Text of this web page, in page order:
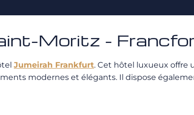
Moritz -
Jumeirah Frankfurt. Cet hôtel luxueux offre
modernes et élégants. Il dispose